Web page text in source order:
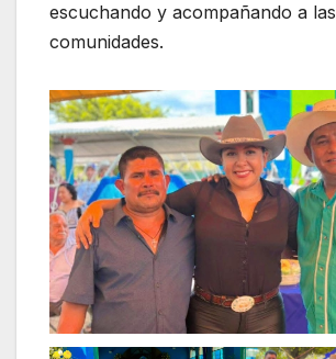
escuchando y acompañando a las
comunidades.